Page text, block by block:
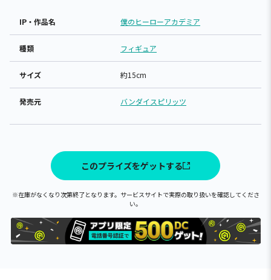
IP・作品名 僕のヒーローアカデミア
種類 フィギュア
サイズ 約15cm
発売元 バンダイスピリッツ
このプライズをゲットする
※在庫がなくなり次第終了となります。サービスサイトで実際の取り扱いを確認してくださ
い。